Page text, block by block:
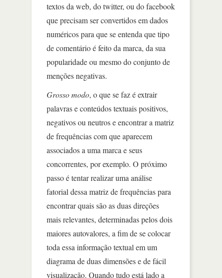
textos da web, do twitter, ou do facebook
que precisam ser convertidos em dados
numéricos para que se entenda que tipo
de comentário é feito da marca, da sua
popularidade ou mesmo do conjunto de
menções negativas.
Grosso modo, o que se faz é extrair
palavras e conteúdos textuais positivos,
negativos ou neutros e encontrar a matriz
de frequências com que aparecem
associados a uma marca e seus
concorrentes, por exemplo. O próximo
passo é tentar realizar uma análise
fatorial dessa matriz de frequências para
encontrar quais são as duas direções
mais relevantes, determinadas pelos dois
maiores autovalores, a fim de se colocar
toda essa informação textual em um
diagrama de duas dimensões e de fácil
visualização. Quando tudo está lado a